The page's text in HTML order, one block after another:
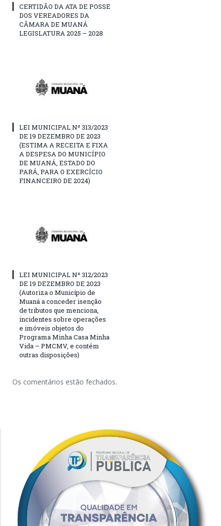
CERTIDÃO DA ATA DE POSSE
DOS VEREADORES DA
CÂMARA DE MUANÁ
LEGISLATURA 2025 – 2028
LEI MUNICIPAL Nº 313/2023
DE 19 DEZEMBRO DE 2023
(ESTIMA A RECEITA E FIXA
A DESPESA DO MUNICÍPIO
DE MUANÁ, ESTADO DO
PARÁ, PARA O EXERCÍCIO
FINANCEIRO DE 2024)
LEI MUNICIPAL Nº 312/2023
DE 19 DEZEMBRO DE 2023
(Autoriza o Município de
Muaná a conceder isenção
de tributos que menciona,
incidentes sobre operações
e imóveis objetos do
Programa Minha Casa Minha
Vida – PMCMV, e contém
outras disposições)
Os comentários estão fechados.